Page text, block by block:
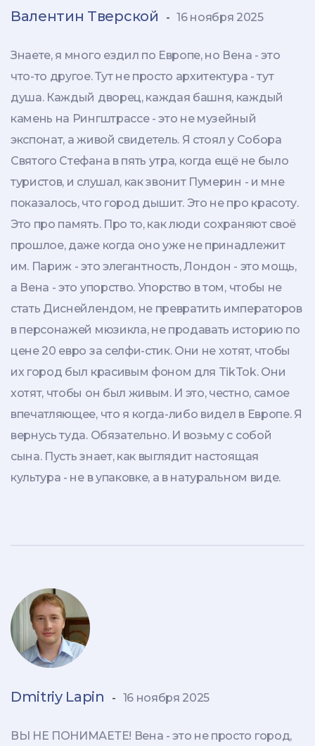
Валентин Тверской - 16 ноября 2025
Знаете, я много ездил по Европе, но Вена - это
что-то другое. Тут не просто архитектура - тут
душа. Каждый дворец, каждая башня, каждый
камень на Рингштрассе - это не музейный
экспонат, а живой свидетель. Я стоял у Собора
Святого Стефана в пять утра, когда ещё не было
туристов, и слушал, как звонит Пумерин - и мне
показалось, что город дышит. Это не про красоту.
Это про память. Про то, как люди сохраняют своё
прошлое, даже когда оно уже не принадлежит
им. Париж - это элегантность, Лондон - это мощь,
а Вена - это упорство. Упорство в том, чтобы не
стать Диснейлендом, не превратить императоров
в персонажей мюзикла, не продавать историю по
цене 20 евро за селфи-стик. Они не хотят, чтобы
их город был красивым фоном для TikTok. Они
хотят, чтобы он был живым. И это, честно, самое
впечатляющее, что я когда-либо видел в Европе. Я
вернусь туда. Обязательно. И возьму с собой
сына. Пусть знает, как выглядит настоящая
культура - не в упаковке, а в натуральном виде.
Dmitriy Lapin - 16 ноября 2025
ВЫ НЕ ПОНИМАЕТЕ! Вена - это не просто город,